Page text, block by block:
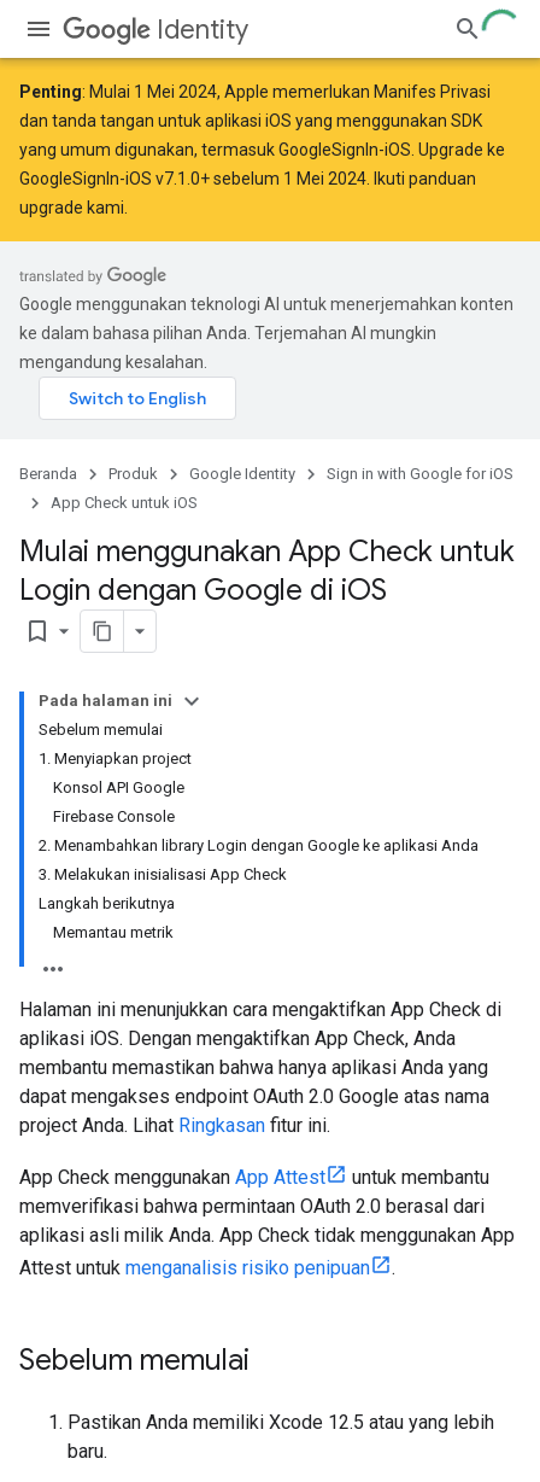
Identity
Penting: Mulai 1 Mei 2024, Apple memerlukan Manifes Privasi
dan tanda tangan untuk aplikasi iOS yang menggunakan SDK
yang umum digunakan, termasuk GoogleSignIn-iOS. Upgrade ke
GoogleSignIn-iOS v7.1.0+ sebelum 1 Mei 2024. Ikuti panduan
upgrade kami
Google menggunakan teknologi AI untuk menerjemahkan konten
ke dalam bahasa pilihan Anda. Terjemahan AI mungkin
mengandung kesalahan.
Beranda Produk Google Identity
Sign in with Google for iOS
App Check untuk iOS
Mulai menggunakan App Check untuk
Login dengan Google di iOS
bookmark_border
Pada halaman ini
Sebelum memulai
1. Menyiapkan project
Konsol API Google
Firebase Console
2. Menambahkan library Login dengan Google ke aplikasi Anda
3. Melakukan inisialisasi App Check
Langkah berikutnya
Memantau metrik
Halaman ini menunjukkan cara mengaktifkan App Check di
aplikasi iOS. Dengan mengaktifkan App Check, Anda
membantu memastikan bahwa hanya aplikasi Anda yang
dapat mengakses endpoint OAuth 2.0 Google atas nama
project Anda. Lihat Ringkasan fitur ini.
App Check menggunakan App Attest
untuk membantu
memverifikasi bahwa permintaan OAuth 2.0 berasal dari
aplikasi asli milik Anda. App Check tidak menggunakan App
Attest untuk menganalisis risiko penipuan .
Sebelum memulai
Pastikan Anda memiliki Xcode 12.5 atau yang lebih
baru.